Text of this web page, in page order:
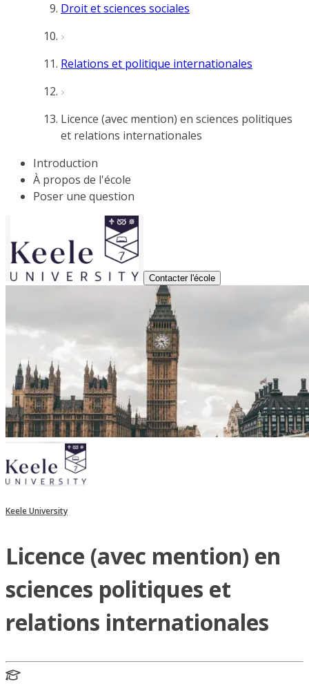
Droit et sciences sociales
Relations et politique internationales
Licence (avec mention) en sciences politiques
et relations internationales
Introduction
À propos de l'école
Poser une question
Contacter l'école
Keele University
Licence (avec mention) en
sciences politiques et
relations internationales